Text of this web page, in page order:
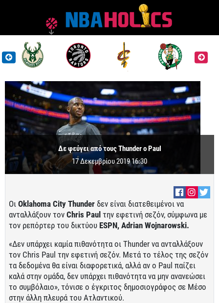
Δε φεύγει από τους Thunder o Paul
17 Δεκεμβρίου 2019 16:30
Οι Oklahoma City Thunder δεν είναι διατεθειμένοι να
ανταλλάξουν τον Chris Paul την εφετινή σεζόν, σύμφωνα με
τον ρεπόρτερ του δικτύου ESPN, Adrian Wojnarowski.
«Δεν υπάρχει καμία πιθανότητα οι Thunder να ανταλλάξουν
τον Chris Paul την εφετινή σεζόν. Μετά το τέλος της σεζόν
τα δεδομένα θα είναι διαφορετικά, αλλά αν ο Paul παίζει
καλά στην ομάδα, δεν υπάρχει πιθανότητα να μην ανανεώσει
το συμβόλαιο», τόνισε ο έγκριτος δημοσιογράφος σε Μέσο
στην άλλη πλευρά του Ατλαντικού.